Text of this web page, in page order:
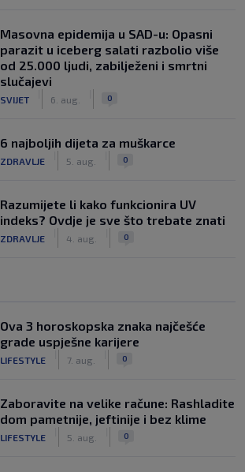
Masovna epidemija u SAD-u: Opasni
parazit u iceberg salati razbolio više
od 25.000 ljudi, zabilježeni i smrtni
slučajevi
SVIJET 6. aug. 0
6 najboljih dijeta za muškarce
ZDRAVLJE 5. aug. 0
Razumijete li kako funkcionira UV
indeks? Ovdje je sve što trebate znati
ZDRAVLJE 4. aug. 0
Ova 3 horoskopska znaka najčešće
grade uspješne karijere
LIFESTYLE 7. aug. 0
Zaboravite na velike račune: Rashladite
dom pametnije, jeftinije i bez klime
LIFESTYLE 5. aug. 0